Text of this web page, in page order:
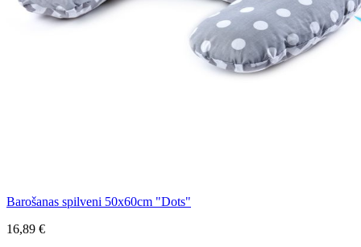
Barošanas spilveni 50x60cm "Dots"
16,89 €